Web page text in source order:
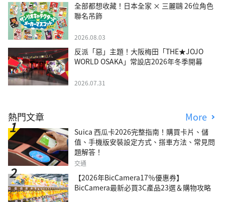
全部都想收藏！日本全家 × 三麗鷗 26位角色
聯名吊飾
2026.08.03
反派「惡」主題！大阪梅田「THE★JOJO
WORLD OSAKA」常設店2026年冬季開幕
2026.07.31
熱門文章 More
Suica 西瓜卡2026完整指南！購買卡片、儲
值、手機版安裝設定方式、搭車方法、常見問
題解答！
交通
【2026年BicCamera17％優惠券】
BicCamera最新必買3C產品23選＆購物攻略